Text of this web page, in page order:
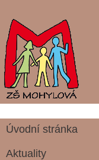
Úvodní stránka
Aktuality